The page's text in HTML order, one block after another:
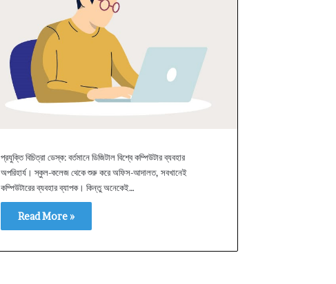
প্রযুক্তি বিচিত্রা ডেস্ক: বর্তমানে ডিজিটাল বিশ্বে কম্পিউটার ব্যবহার
অপরিহার্য। স্কুল-কলেজ থেকে শুরু করে অফিস-আদালত, সবখানেই
কম্পিউটারের ব্যবহার ব্যাপক। কিন্তু অনেকেই…
Read More »